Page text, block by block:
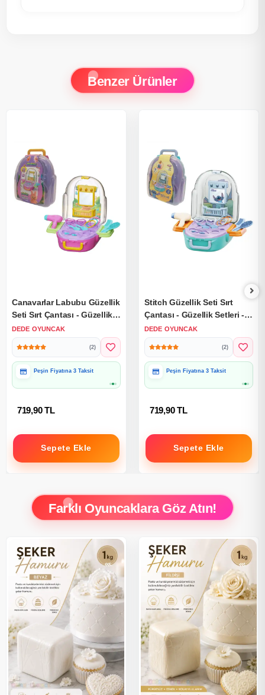
Benzer Ürünler
Canavarlar Labubu Güzellik
Seti Sırt Çantası - Güzellik
Setleri - Kuaför Oyuncak
Seti - Labubu Makyaj Seti
DEDE OYUNCAK
(2)
Peşin Fiyatına 3 Taksit
719,90 TL
Sepete Ekle
Stitch Güzellik Seti Sırt
Çantası - Güzellik Setleri -
Kuaför Oyuncak Seti -
Disney Stitch Makyaj Seti
DEDE OYUNCAK
(2)
Peşin Fiyatına 3 Taksit
719,90 TL
Sepete Ekle
Farklı Oyuncaklara Göz Atın!